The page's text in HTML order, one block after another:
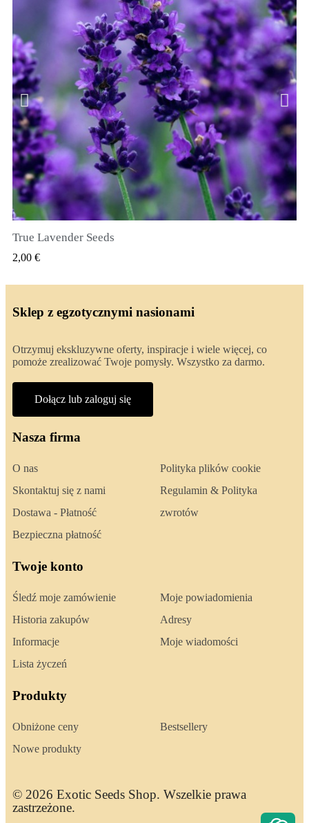
SZYBKI PODGLĄD
True Lavender Seeds
2,00 €
Sklep z egzotycznymi nasionami
Otrzymuj ekskluzywne oferty, inspiracje i wiele więcej, co
pomoże zrealizować Twoje pomysły. Wszystko za darmo.
Dołącz lub zaloguj się
Nasza firma
O nas
Skontaktuj się z nami
Dostawa - Płatność
Bezpieczna płatność
Polityka plików cookie
Regulamin & Polityka
zwrotów
Twoje konto
Śledź moje zamówienie
Historia zakupów
Informacje
Lista życzeń
Moje powiadomienia
Adresy
Moje wiadomości
Produkty
Obniżone ceny
Nowe produkty
Bestsellery
© 2026 Exotic Seeds Shop. Wszelkie prawa
zastrzeżone.